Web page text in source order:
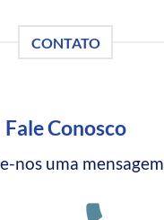
CONTATO
Fale Conosco
nos uma mensagem